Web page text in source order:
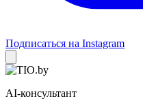
Подписаться на Instagram
AI-консультант